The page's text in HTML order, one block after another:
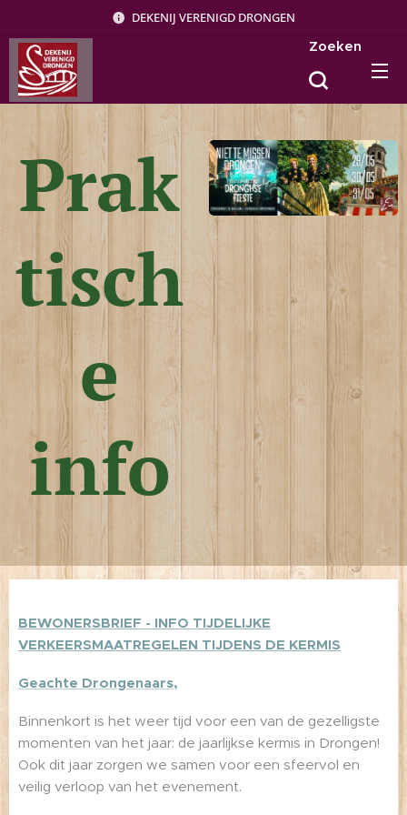
DEKENIJ VERENIGD DRONGEN
Zoeken
Prak
tisch
e
info
BEWONERSBRIEF - INFO TIJDELIJKE
VERKEERSMAATREGELEN TIJDENS DE KERMIS
Geachte Drongenaars,
Binnenkort is het weer tijd voor een van de gezelligste
momenten van het jaar: de jaarlijkse kermis in Drongen!
Ook dit jaar zorgen we samen voor een sfeervol en
veilig verloop van het evenement.